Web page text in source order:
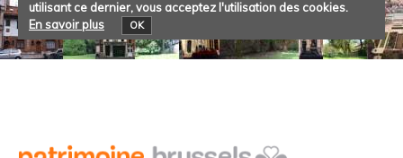
utilisant ce dernier, vous acceptez l'utilisation des cookies.
En savoir plus
OK